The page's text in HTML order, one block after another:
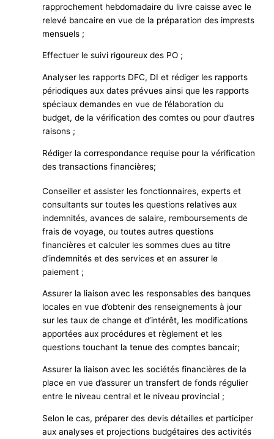
rapprochement hebdomadaire du livre caisse avec le
relevé bancaire en vue de la préparation des imprests
mensuels ;
Effectuer le suivi rigoureux des PO ;
Analyser les rapports DFC, DI et rédiger les rapports
périodiques aux dates prévues ainsi que les rapports
spéciaux demandes en vue de l’élaboration du
budget, de la vérification des comtes ou pour d’autres
raisons ;
Rédiger la correspondance requise pour la vérification
des transactions financières;
Conseiller et assister les fonctionnaires, experts et
consultants sur toutes les questions relatives aux
indemnités, avances de salaire, remboursements de
frais de voyage, ou toutes autres questions
financières et calculer les sommes dues au titre
d’indemnités et des services et en assurer le
paiement ;
Assurer la liaison avec les responsables des banques
locales en vue d’obtenir des renseignements à jour
sur les taux de change et d’intérêt, les modifications
apportées aux procédures et règlement et les
questions touchant la tenue des comptes bancair;
Assurer la liaison avec les sociétés financières de la
place en vue d’assurer un transfert de fonds régulier
entre le niveau central et le niveau provincial ;
Selon le cas, préparer des devis détailles et participer
aux analyses et projections budgétaires des activités